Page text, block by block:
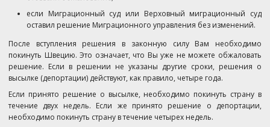
если Миграционный суд или Верховный миграционный суд
оставил решение Миграционного управления без изменений.
После вступления решения в законную силу Вам необходимо
покинуть Швецию. Это означает, что Вы уже не можете обжаловать
решение. Если в решении не указаны другие сроки, решения о
высылке (депортации) действуют, как правило, четыре года.
Если принято решение о высылке, необходимо покинуть страну в
течение двух недель. Если же принято решение о депортации,
необходимо покинуть страну в течение четырех недель.